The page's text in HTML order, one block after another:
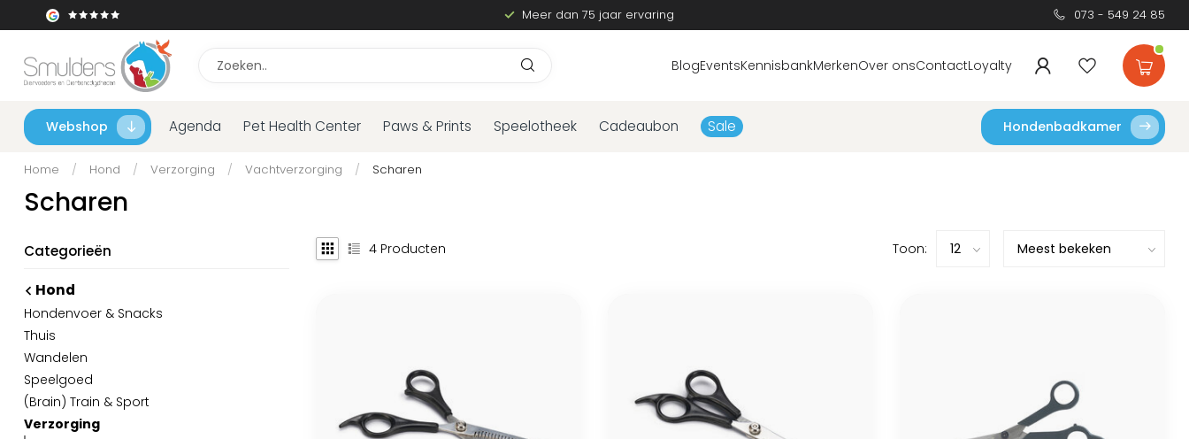
Meer dan 75 jaar ervaring 073 - 549 24 85
BlogEventsKennisbankMerkenOver onsContactLoyalty
Webshop Agenda Pet Health Center Paws & Prints Speelotheek Cadeaubon Sale Hondenbadkamer
Home / Hond / Verzorging / Vachtverzorging / Scharen
Scharen
Categorieën
Hond
Hondenvoer & Snacks
Thuis
Wandelen
Speelgoed
(Brain) Train & Sport
Verzorging
4 Producten Toon: